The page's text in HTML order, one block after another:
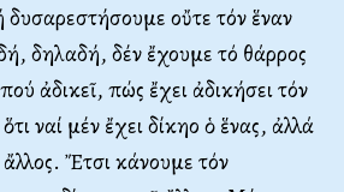
οὔτε τόν ἕναν
δηλαδή, δέν ἔχουμε τό θάρρος
ἀδικεῖ, πώς ἔχει ἀδικήσει τόν
ναί μέν ἔχει δίκηο ὁ ἕνας, ἀλλά
ἄλλος. Ἔτσι κάνουμε τόν